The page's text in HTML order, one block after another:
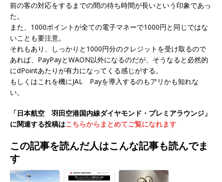
前の客の対応をするまでの間の待ち時間が長いという印象であっ
た。
また、1000ポイントが全ての電子マネーで1000円と同じではな
いことも要注意。
それもあり、しっかりと1000円分のクレジットを受け取るので
あれば、PayPayとWAON以外になるのだが、そうなると必然的
にdPointあたりが有力になってくる感じがする。
もしくはこれを機にJAL Payを導入するのもアリかも知れな
い。
「日本航空 羽田空港国内線ダイヤモンド・プレミアラウンジ」
に関連する投稿はこちらからまとめてご覧になれます
この記事を読んだ人はこんな記事も読んでま
す